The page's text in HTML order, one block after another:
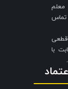
به علت قطعی
با